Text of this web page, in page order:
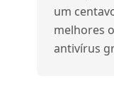
um
melhores
antivírus